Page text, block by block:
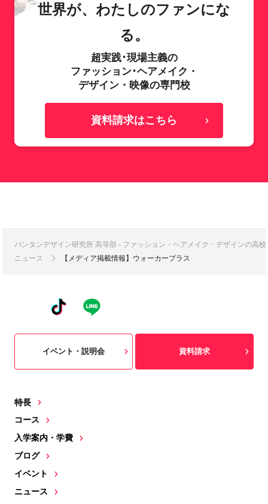
世界が、わたしのファンにな
る。
超実践･現場主義の
ファッション･ヘアメイク・
デザイン・映像の専門校
資料請求はこちら
バンタンデザイン研究所 高等部 - ファッション・ヘアメイク・デザインの高
ニュース
【メディア掲載情報】ウォーカープラス
特長
コース
入学案内・学費
ブログ
イベント
ニュース
イベント・説明会 資料請求